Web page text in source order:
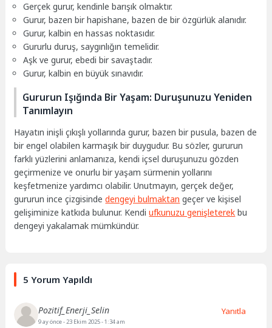
Gerçek gurur, kendinle barışık olmaktır.
Gurur, bazen bir hapishane, bazen de bir özgürlük alanıdır.
Gurur, kalbin en hassas noktasıdır.
Gururlu duruş, saygınlığın temelidir.
Aşk ve gurur, ebedi bir savaştadır.
Gurur, kalbin en büyük sınavıdır.
Gururun Işığında Bir Yaşam: Duruşunuzu Yeniden
Tanımlayın
Hayatın inişli çıkışlı yollarında gurur, bazen bir pusula, bazen de
bir engel olabilen karmaşık bir duygudur. Bu sözler, gururun
farklı yüzlerini anlamanıza, kendi içsel duruşunuzu gözden
geçirmenize ve onurlu bir yaşam sürmenin yollarını
keşfetmenize yardımcı olabilir. Unutmayın, gerçek değer,
gururun ince çizgisindedengeyi bulmaktan geçer ve kişisel
gelişiminize katkıda bulunur. Kendiufkunuzu genişleterek bu
dengeyi yakalamak mümkündür.
5 Yorum Yapıldı
Pozitif_Enerji_Selin
9 ay önce- 23 Ekim 2025 - 1:34 am
Yanıtla